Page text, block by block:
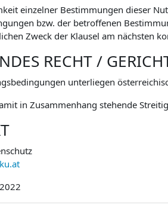
einzelner Bestimmungen dieser
bzw. der betroffenen
Zweck der Klausel am nächsten
RECHT /
unterliegen
in Zusammenhang stehende